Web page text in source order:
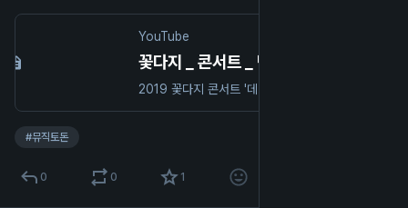
YouTube
꽃다지 _ 콘서트 _ 난 바다야 _ 2019
#뮤직토돈
0 0 1